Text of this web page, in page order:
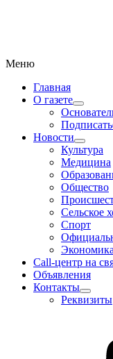
Меню
Главная
О газете
Новости
Культура
Медицина
Общество
Сельское
Спорт
Экономика
Call-центр на
Объявления
Контакты
Реквизиты